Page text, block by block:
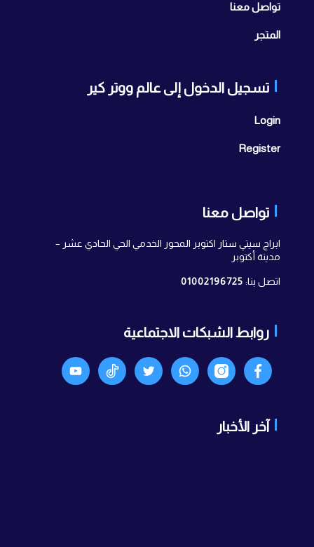
تواصل معنا
المتجر
تسجيل الدخول إلى عالم ووتر كير
Login
Register
تواصل معنا
ابراج سيتي ستار اكتوبر المحور الخدمي الحي الحادي عشر –
مدينة أكتوبر
اتصل بنا: 01002196725
روابط الشبكات الاجتماعية
Facebookانستجرامواتساب TikTok
Youtyube
آخر الأخبار